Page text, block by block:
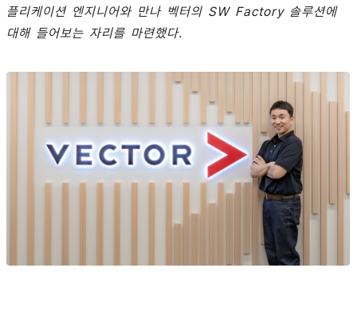
플리케이션 엔지니어와 만나 벡터의 SW Factory 솔루션에
대해 들어보는 자리를 마련했다.